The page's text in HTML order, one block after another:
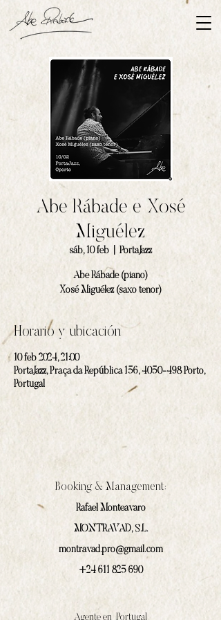
Abe Rábade e Xosé
Miguélez
sáb, 10 feb PortaJazz
Abe Rábade (piano)
Xosé Miguélez (saxo tenor)
Horario y ubicación
10 feb 2024, 21:00
PortaJazz, Praça da República 156, 4050-498 Porto,
Portugal
Booking & Management:
Rafael Monteavaro
MONTRAVAD, S.L.
montravad.pro@gmail.com
+24 611 825 690
Agente en Portugal